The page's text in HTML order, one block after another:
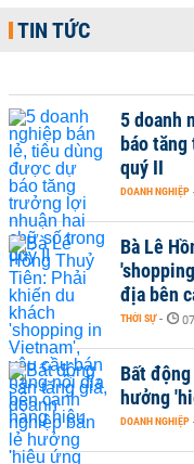
TIN TỨC
5 doanh
báo
quý II
DOANH NGHIỆP
Bà Lê
địa bên
THỜI SỰ -
Bất
hưởng
DOANH NGHIỆP